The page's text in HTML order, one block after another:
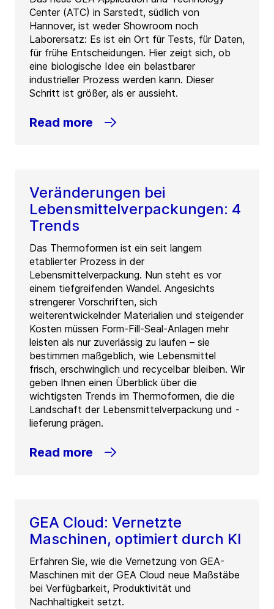
Center (ATC) in Sarstedt, südlich von
Hannover, ist weder Showroom noch
Laborersatz: Es ist ein Ort für Tests, für Daten,
für frühe Entscheidungen. Hier zeigt sich, ob
eine biologische Idee ein belastbarer
industrieller Prozess werden kann. Dieser
Schritt ist größer, als er aussieht.
Read more
Veränderungen bei
Lebensmittelverpackungen: 4
Trends
Das Thermoformen ist ein seit langem
etablierter Prozess in der
Lebensmittelverpackung. Nun steht es vor
einem tiefgreifenden Wandel. Angesichts
strengerer Vorschriften, sich
weiterentwickelnder Materialien und steigender
Kosten müssen Form-Fill-Seal-Anlagen mehr
leisten als nur zuverlässig zu laufen – sie
bestimmen maßgeblich, wie Lebensmittel
frisch, erschwinglich und recycelbar bleiben. Wir
geben Ihnen einen Überblick über die
wichtigsten Trends im Thermoformen, die die
Landschaft der Lebensmittelverpackung und -
lieferung prägen.
Read more
GEA Cloud: Vernetzte
Maschinen, optimiert durch KI
Erfahren Sie, wie die Vernetzung von GEA-
Maschinen mit der GEA Cloud neue Maßstäbe
bei Verfügbarkeit, Produktivität und
Nachhaltigkeit setzt.